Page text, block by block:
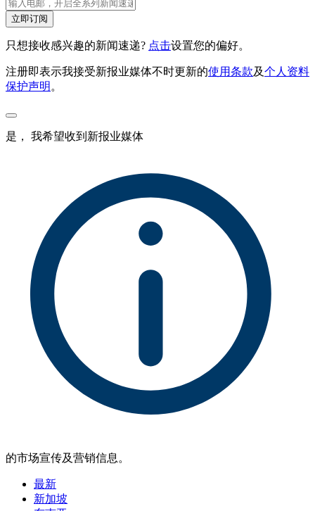
立即订阅
只想接收感兴趣的新闻速递? 点击设置您的偏好。
注册即表示我接受新报业媒体不时更新的使用条款及个人资料
保护声明 。
是， 我希望收到新报业媒体
的市场宣传及营销信息。
最新
新加坡